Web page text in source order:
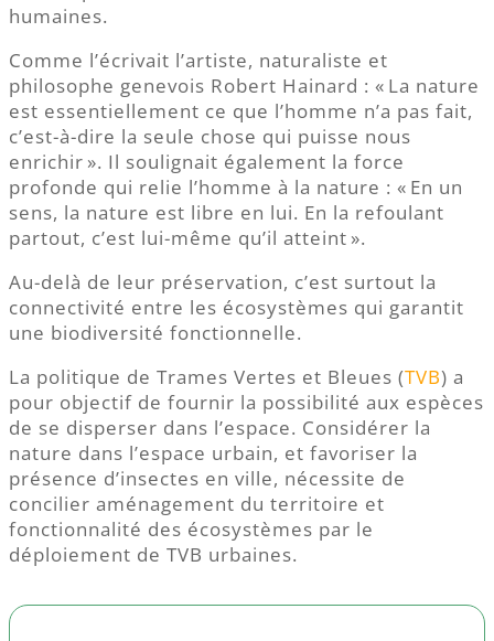
humaines.
Comme l’écrivait l’artiste, naturaliste et
philosophe genevois Robert Hainard : « La nature
est essentiellement ce que l’homme n’a pas fait,
c’est-à-dire la seule chose qui puisse nous
enrichir ». Il soulignait également la force
profonde qui relie l’homme à la nature : « En un
sens, la nature est libre en lui. En la refoulant
partout, c’est lui-même qu’il atteint ».
Au-delà de leur préservation, c’est surtout la
connectivité entre les écosystèmes qui garantit
une biodiversité fonctionnelle.
La politique de Trames Vertes et Bleues (TVB) a
pour objectif de fournir la possibilité aux espèces
de se disperser dans l’espace. Considérer la
nature dans l’espace urbain, et favoriser la
présence d’insectes en ville, nécessite de
concilier aménagement du territoire et
fonctionnalité des écosystèmes par le
déploiement de TVB urbaines.